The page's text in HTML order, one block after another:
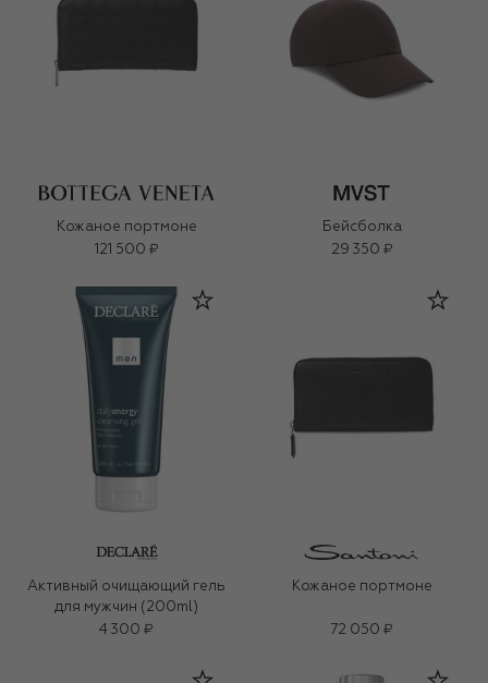
Кожаное портмоне
121 500 ₽
Бейсболка
29 350 ₽
Активный очищающий гель
для мужчин (200ml)
4 300 ₽
Кожаное портмоне
72 050 ₽